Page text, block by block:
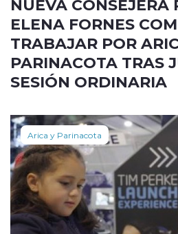
NUEVA CONSEJERA
ELENA FORNES
TRABAJAR POR
PARINACOTA TRAS
SESIÓN ORDINARIA
Arica y Parinacota